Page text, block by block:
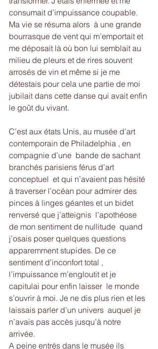
consumait d’impuissance coupable.
Ma vie se résuma alors  à une grande
bourrasque de vent qui m’emportait et
me déposait là où bon lui semblait au
milieu de pleurs et de rires souvent
arrosés de vin et même si je me
détestais pour cela une partie de moi
jubilait dans cette danse qui avait enfin
le goût du vivant.
C’est aux états Unis, au musée d’art
contemporain de Philadelphia , en
compagnie d’une  bande de sachant
branchés parisiens férus d’art
conceptuel  et qui n’avaient pas hésité
à traverser l’océan pour admirer des
pinces à linges géantes et un bidet
renversé que j’atteignis  l’apothéose
de mon sentiment de nullitude  quand
j’osais poser quelques questions
apparemment stupides. De ce
sentiment d’inconfort total ,
l’impuissance m’engloutit et je
capitulai pour enfin laisser  le monde
s’ouvrir à moi. Je ne dis plus rien et les
laissais parler d’un univers  auquel je
n’avais pas accès jusqu’à notre
arrivée.
A peine entrés dans le musée ils